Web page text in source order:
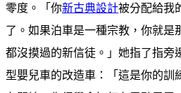
零度。「你新古典設計被分配給我
了。如果泊車是一種宗教，你就是
都沒摸過的新信徒。」她指了指旁
型嬰兒車的改造車：「這是你的訓